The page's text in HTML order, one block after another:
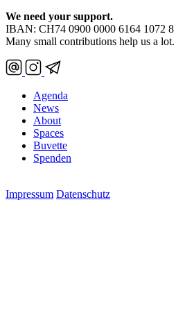
We need your support.
IBAN: CH74 0900 0000 6164 1072 8
Many small contributions help us a lot.
Agenda
News
About
Spaces
Buvette
Spenden
Impressum Datenschutz